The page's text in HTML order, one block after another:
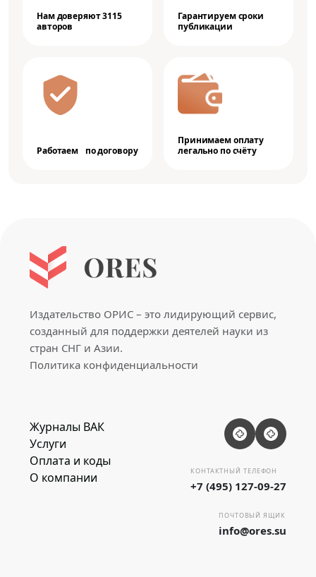
Нам доверяют 3115
авторов
Гарантируем сроки
публикации
Работаем по договору
Принимаем оплату
легально по счёту
Издательство ОРИС – это лидирующий сервис,
созданный для поддержки деятелей науки из
стран СНГ и Азии.
Политика конфиденциальности
Журналы ВАК
Услуги
Оплата и коды
О компании
КОНТАКТНЫЙ ТЕЛЕФОН
+7 (495) 127-09-27
ПОЧТОВЫЙ ЯЩИК
info@ores.su